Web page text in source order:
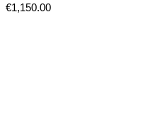
€1,150.00